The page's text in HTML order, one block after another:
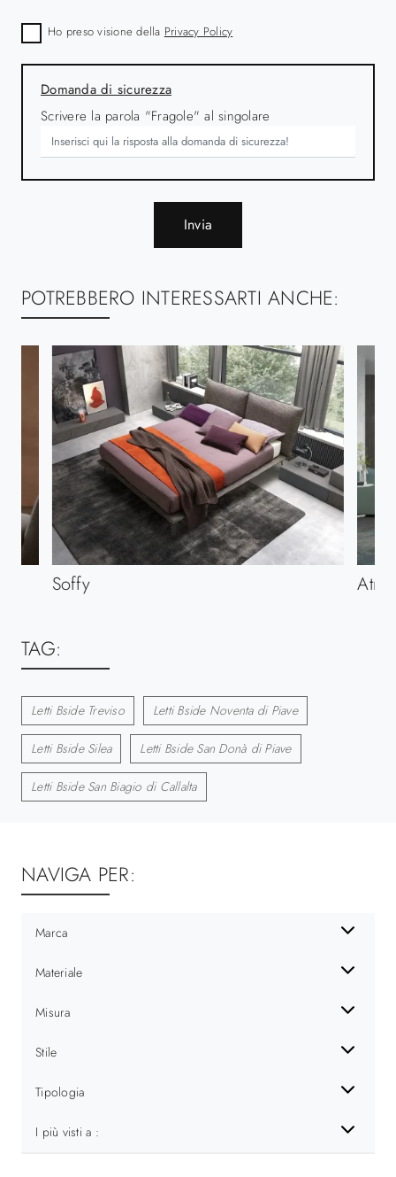
Ho preso visione della Privacy Policy
Domanda di sicurezza
Scrivere la parola "Fragole" al singolare
Invia
POTREBBERO INTERESSARTI ANCHE:
Soffy
TAG:
Letti Bside Treviso Letti Bside Noventa di Piave
Letti Bside Silea Letti Bside San Donà di Piave
Letti Bside San Biagio di Callalta
NAVIGA PER:
Marca
Materiale
Misura
Stile
Tipologia
I più visti a :